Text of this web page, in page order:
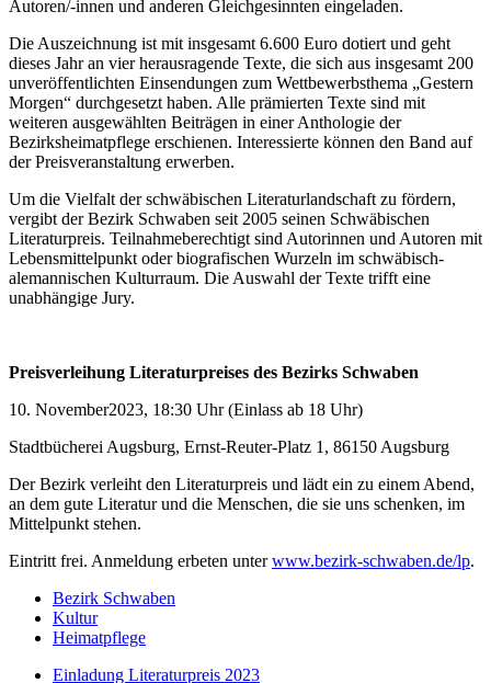
Autoren/-innen und anderen Gleichgesinnten eingeladen.
Die Auszeichnung ist mit insgesamt 6.600 Euro dotiert und geht
dieses Jahr an vier herausragende Texte, die sich aus insgesamt 200
unveröffentlichten Einsendungen zum Wettbewerbsthema „Gestern
Morgen“ durchgesetzt haben. Alle prämierten Texte sind mit
weiteren ausgewählten Beiträgen in einer Anthologie der
Bezirksheimatpflege erschienen. Interessierte können den Band auf
der Preisveranstaltung erwerben.
Um die Vielfalt der schwäbischen Literaturlandschaft zu fördern,
vergibt der Bezirk Schwaben seit 2005 seinen Schwäbischen
Literaturpreis. Teilnahmeberechtigt sind Autorinnen und Autoren mit
Lebensmittelpunkt oder biografischen Wurzeln im schwäbisch-
alemannischen Kulturraum. Die Auswahl der Texte trifft eine
unabhängige Jury.
Preisverleihung Literaturpreises des Bezirks Schwaben
10. November2023, 18:30 Uhr (Einlass ab 18 Uhr)
Stadtbücherei Augsburg, Ernst-Reuter-Platz 1, 86150 Augsburg
Der Bezirk verleiht den Literaturpreis und lädt ein zu einem Abend,
an dem gute Literatur und die Menschen, die sie uns schenken, im
Mittelpunkt stehen.
Eintritt frei. Anmeldung erbeten unterwww.bezirk-schwaben.de/lp.
Bezirk Schwaben
Kultur
Heimatpflege
Einladung Literaturpreis 2023